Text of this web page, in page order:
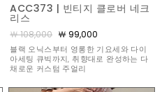
ACC373 | 빈티지 클로버 네크
리스
￦ 108,000 ￦ 99,000
블랙 오닉스부터 영롱한 기요세와 다이
아세팅 큐빅까지, 취향대로 완성하는 다
채로운 커스텀 주얼리